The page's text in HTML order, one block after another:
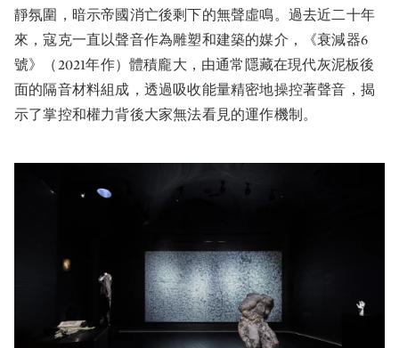
靜氛圍，暗示帝國消亡後剩下的無聲虛鳴。過去近二十年
來，寇克一直以聲音作為雕塑和建築的媒介，《衰減器6
號》（2021年作）體積龐大，由通常隱藏在現代灰泥板後
面的隔音材料組成，透過吸收能量精密地操控著聲音，揭
示了掌控和權力背後大家無法看見的運作機制。